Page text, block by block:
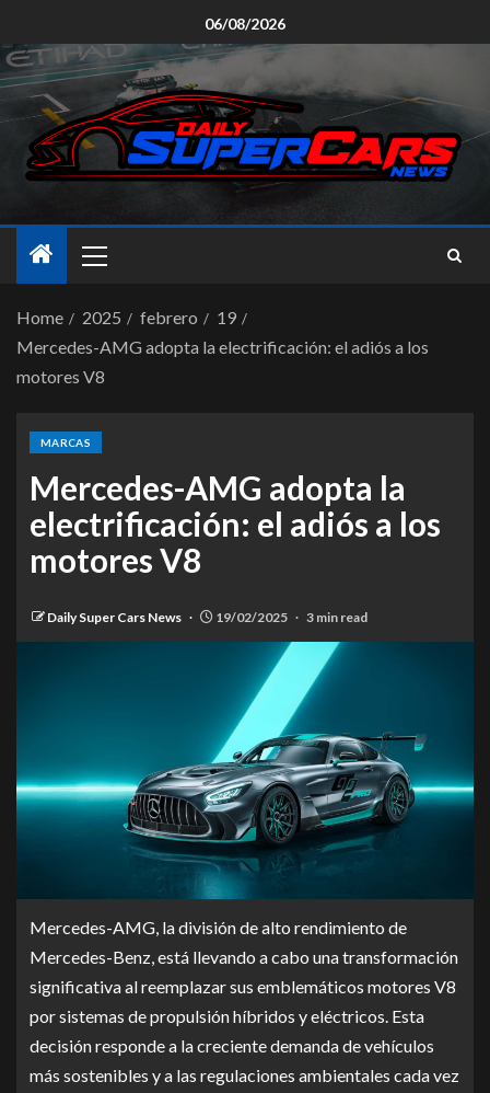
06/08/2026
Home 2025 febrero
19
Mercedes-AMG adopta la electrificación: el adiós a los
motores V8
MARCAS
Mercedes-AMG adopta la
electrificación: el adiós a los
motores V8
Daily Super Cars News 19/02/2025 3 min read
Mercedes-AMG, la división de alto rendimiento de
Mercedes-Benz, está llevando a cabo una transformación
significativa al reemplazar sus emblemáticos motores V8
por sistemas de propulsión híbridos y eléctricos. Esta
decisión responde a la creciente demanda de vehículos
más sostenibles y a las regulaciones ambientales cada vez